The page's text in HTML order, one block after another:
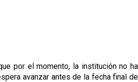
por el momento, la institución no ha
avanzar antes de la fecha final de